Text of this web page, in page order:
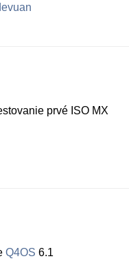
prvé ISO MX
Q4OS 6.1